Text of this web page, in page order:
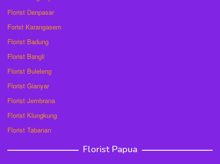
Florist Denpasar
Forist Karangasem
Florist Badung
Florist Bangli
Florist Buleleng
Florist Gianyar
Florist Jembrana
Florist Klungkung
Florist Tabanan
Florist Papua